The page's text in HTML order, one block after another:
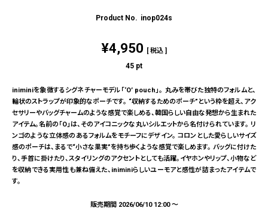
inop024s
¥4,950 税込
45 pt
iniminiを象徴するシグネチャーモデル「‘O’ pouch」。 丸みを帯びた独特のフォルムと、
輪状のストラップが印象的なポーチです。 “収納するためのポーチ”という枠を超え、アク
セサリーやバッグチャームのような感覚で楽しめる、韓国らしい自由な発想から生まれた
アイテム。名前の「O」は、そのアイコニックな丸いシルエットから名付けられています。 リ
ンゴのような立体感のあるフォルムをモチーフにデザイン。 コロンとした愛らしいサイズ
感のポーチは、まるで“小さな果実”を持ち歩くような感覚で楽しめます。 バッグに付けた
り、手首に掛けたり、スタイリングのアクセントとしても活躍。イヤホンやリップ、小物など
を収納できる実用性も兼ね備えた、iniminiらしいユーモアと感性が詰まったアイテムで
す。
販売期間 2026/06/10 12:00〜